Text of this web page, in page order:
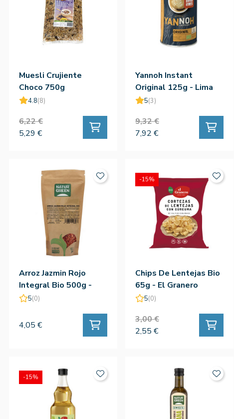
Muesli Crujiente
Choco 750g
4.8(8)
6,22 €
5,29 €
Yannoh Instant
Original 125g - Lima
5(3)
9,32 €
7,92 €
Arroz Jazmin Rojo
Integral Bio 500g -
Naturgreen
5(0)
4,05 €
Chips De Lentejas Bio
65g - El Granero
5(0)
3,00 €
2,55 €
-15%
-15%